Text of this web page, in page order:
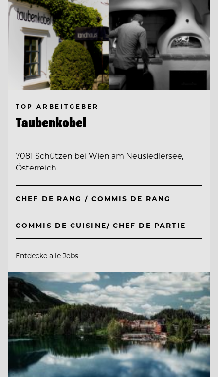
TOP ARBEITGEBER
Taubenkobel
7081 Schützen bei Wien am Neusiedlersee,
Österreich
CHEF DE RANG / COMMIS DE RANG
COMMIS DE CUISINE/ CHEF DE PARTIE
Entdecke alle Jobs